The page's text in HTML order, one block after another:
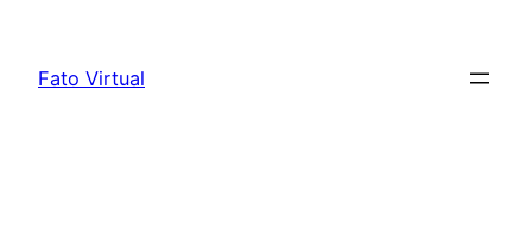
content
Fato Virtual